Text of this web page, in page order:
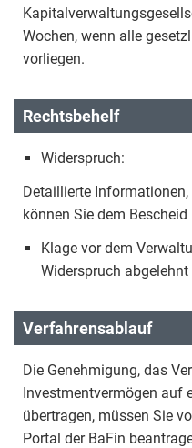
Wochen, wenn alle
vorliegen.
Rechtsbehelf
Widerspruch:
Detaillierte
können Sie dem
Klage vor dem
Widerspruch abgelehnt
Verfahrensablauf
Die Genehmigung, das
Investmentvermögen auf
übertragen, müssen Sie
Portal der BaFin